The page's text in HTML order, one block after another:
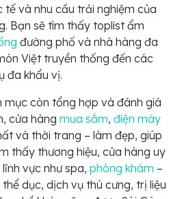
tế và nhu cầu trải nghiệm của
Bạn sẽ tìm thấy toplist ẩm
đường phố và nhà hàng đa
Việt truyền thống đến các
đa khẩu vị.
mục còn tổng hợp và đánh giá
cửa hàng mua sắm, điện máy
và thời trang – làm đẹp, giúp
thấy thương hiệu, cửa hàng uy
vực như spa, phòng khám –
dục, dịch vụ thú cưng, trị liệu